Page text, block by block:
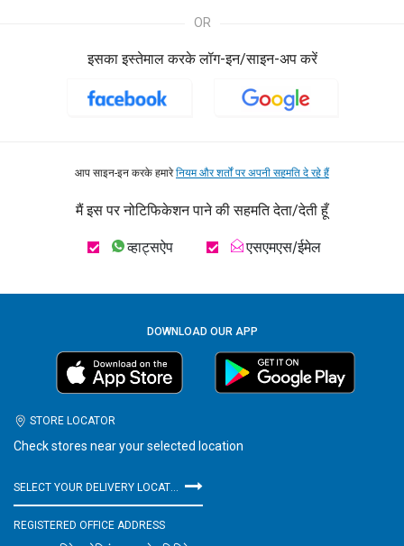
OR
इसका इस्तेमाल करके लॉग-इन/साइन-अप करें
आप साइन-इन करके हमारेनियम और शर्तों पर अपनी सहमति दे रहे हैं
मैं इस पर नोटिफिकेशन पाने की सहमति देता/देती हूँ
व्हाट्सऐप एसएमएस/ईमेल
DOWNLOAD OUR APP
STORE LOCATOR
Check stores near your selected location
SELECT YOUR DELIVERY LOCATION
REGISTERED OFFICE ADDRESS